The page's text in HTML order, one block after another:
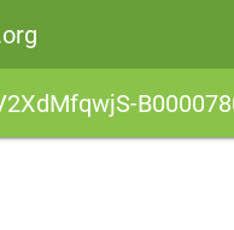
B0000780-Heinrich-Fast-